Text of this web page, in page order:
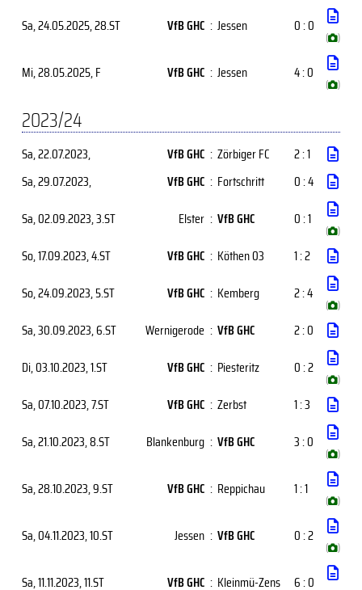
Sa, 24.05.2025, 28.ST VfB GHC : Jessen 0 : 0
( )
Mi, 28.05.2025, F VfB GHC : Jessen 4 : 0
( )
2023/24
Sa, 22.07.2023, VfB GHC : Zörbiger FC
2 : 1
Sa, 29.07.2023, VfB GHC : Fortschritt
0 : 4
Sa, 02.09.2023, 3.ST Elster : VfB GHC 0 : 1
( )
So, 17.09.2023, 4.ST VfB GHC : Köthen 03
1 : 2
So, 24.09.2023, 5.ST VfB GHC : Kemberg 2 : 4
( )
Sa, 30.09.2023, 6.ST Wernigerode : VfB GHC
2 : 0
Di, 03.10.2023, 1.ST VfB GHC : Piesteritz 0 : 2
( )
Sa, 07.10.2023, 7.ST VfB GHC : Zerbst
1 : 3
Sa, 21.10.2023, 8.ST Blankenburg : VfB GHC 3 : 0
( )
Sa, 28.10.2023, 9.ST VfB GHC : Reppichau 1 : 1
( )
Sa, 04.11.2023, 10.ST Jessen : VfB GHC 0 : 2
( )
Sa, 11.11.2023, 11.ST VfB GHC : Kleinmü-Zens 6 : 0